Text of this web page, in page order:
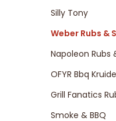
Silly Tony
Weber Rubs &
Napoleon Rubs
OFYR Bbq
Grill Fanatics
Smoke & BBQ